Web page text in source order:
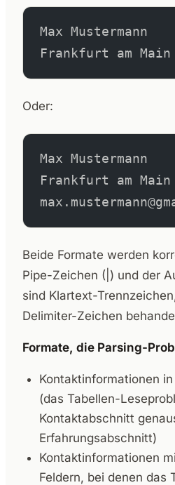
Max Mustermann
Frankfurt am Main
Oder:
Max Mustermann
Frankfurt am Main
Beide Formate werden
Pipe-Zeichen (|) und der
sind Klartext-
Delimiter-Zeichen
Formate, die Parsing-
Kontaktinformationen
(das Tabellen-
Kontaktabschnitt
Erfahrungsabschnitt)
Kontaktinformationen
Feldern, bei denen das